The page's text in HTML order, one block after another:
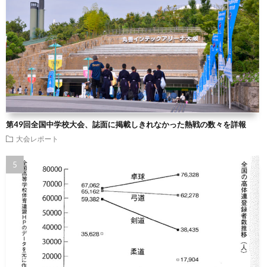
第49回全国中学校大会、誌面に掲載しきれなかった熱戦の数々を詳報
大会レポート